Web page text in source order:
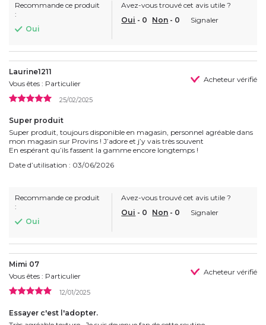
Recommande ce produit
:
Oui
Avez-vous trouvé cet avis utile ?
Oui - 0 Non - 0 Signaler
Laurine1211
Vous êtes : Particulier
Acheteur vérifié
25/02/2025
Super produit
Super produit, toujours disponible en magasin, personnel agréable dans
mon magasin sur Provins ! J’adore et j’y vais très souvent
En espérant qu’ils fassent la gamme encore longtemps !
Date d’utilisation : 03/06/2026
Recommande ce produit
:
Oui
Avez-vous trouvé cet avis utile ?
Oui - 0 Non - 0 Signaler
Mimi 07
Vous êtes : Particulier
Acheteur vérifié
12/01/2025
Essayer c'est l'adopter.